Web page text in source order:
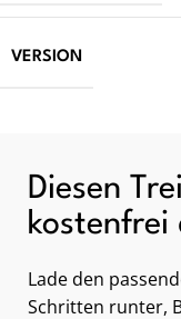
VERSION
Diesen
kostenfrei
Lade den
Schritten runter,